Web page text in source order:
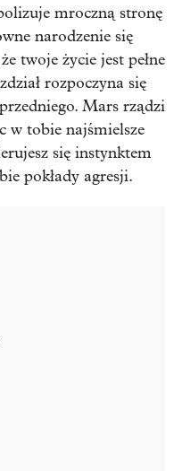
mroczną stronę
narodzenie się
twoje życie jest pełne
rozpoczyna się
Mars rządzi
w tobie najśmielsze
się instynktem
pokłady agresji.